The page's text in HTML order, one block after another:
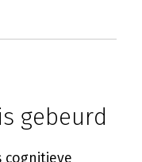
gebeurd
cognitieve